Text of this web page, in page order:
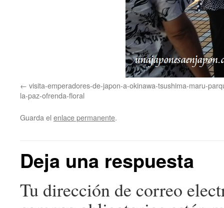
visita-emperadores-de-japon-a-okinawa-tsushima-maru-
la-paz-ofrenda-floral
Guarda el enlace permanente.
Deja una respuesta
Tu dirección de correo